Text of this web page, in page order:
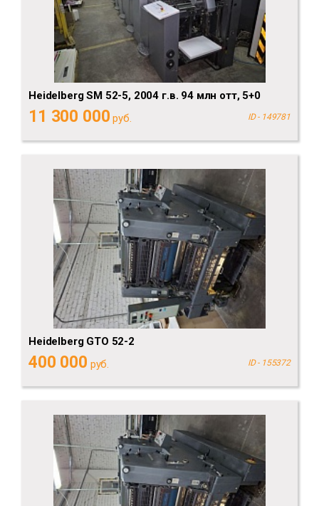
Heidelberg SM 52-5, 2004 г.в. 94 млн отт, 5+0
11 300 000 руб. ID - 149781
Heidelberg GTO 52-2
400 000 руб. ID - 155372